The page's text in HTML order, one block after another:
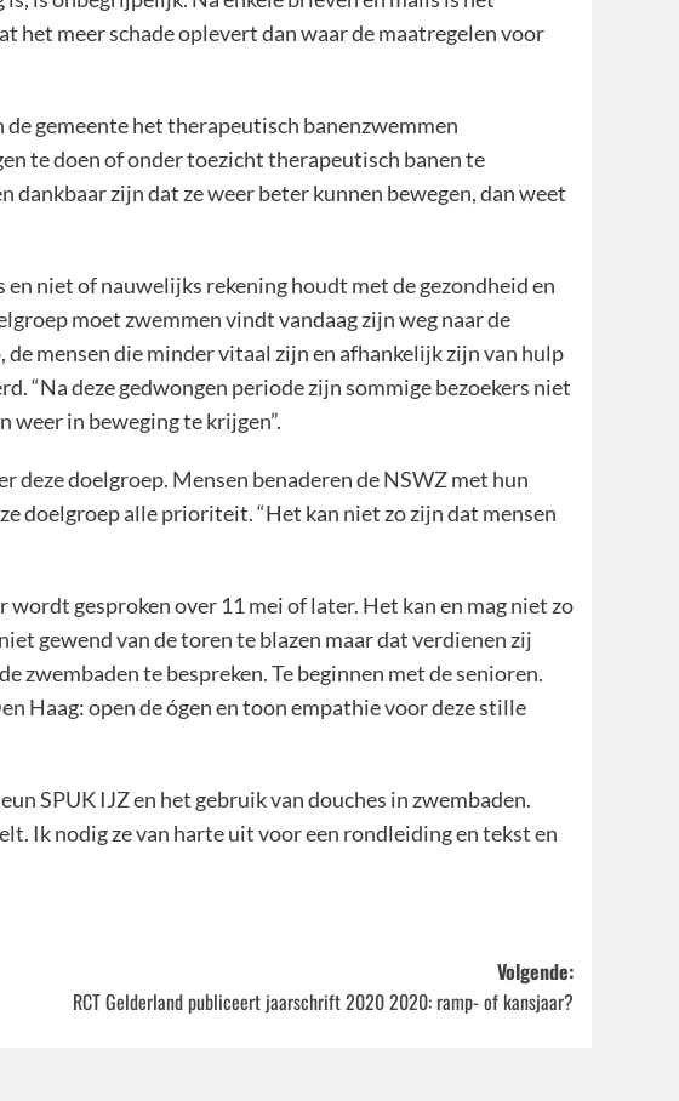
het meer schade oplevert dan waar de maatregelen voor
gemeente het therapeutisch banenzwemmen
te doen of onder toezicht therapeutisch banen te
dankbaar zijn dat ze weer beter kunnen bewegen, dan weet
niet of nauwelijks rekening houdt met de gezondheid en
moet zwemmen vindt vandaag zijn weg naar de
de mensen die minder vitaal zijn en afhankelijk zijn van hulp
“Na deze gedwongen periode zijn sommige bezoekers niet
weer in beweging te krijgen”.
doelgroep. Mensen benaderen de NSWZ met hun
doelgroep alle prioriteit. “Het kan niet zo zijn dat mensen
gesproken over 11 mei of later. Het kan en mag niet zo
gewend van de toren te blazen maar dat verdienen zij
zwembaden te bespreken. Te beginnen met de senioren.
Haag: open de ógen en toon empathie voor deze stille
SPUK IJZ en het gebruik van douches in zwembaden.
Ik nodig ze van harte uit voor een rondleiding en tekst en
Volgende:
RCT Gelderland publiceert jaarschrift 2020 2020: ramp- of kansjaar?